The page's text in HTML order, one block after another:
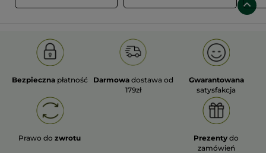
Bezpieczna płatność Darmowa dostawa od
179zł
Gwarantowana
satysfakcja
Prawo dozwrotu Prezenty do
zamówień